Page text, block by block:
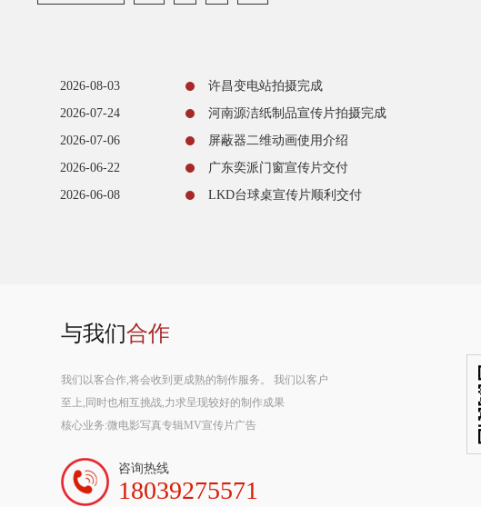
2026-08-03
2026-07-24
2026-07-06
2026-06-22
2026-06-08
许昌变电站拍摄完成
河南源洁纸制品宣传片拍摄完成
屏蔽器二维动画使用介绍
广东奕派门窗宣传片交付
LKD台球桌宣传片顺利交付
与我们合作
我们以客合作,将会收到更成熟的制作服务。 我们以客户
至上,同时也相互挑战,力求呈现较好的制作成果
核心业务:微电影写真专辑MV宣传片广告
咨询热线
18039275571